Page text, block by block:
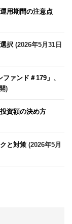
用期間の注意点
択 (2026年5月31日
ァンド＃179」、
)
資額の決め方
と対策 (2026年5月